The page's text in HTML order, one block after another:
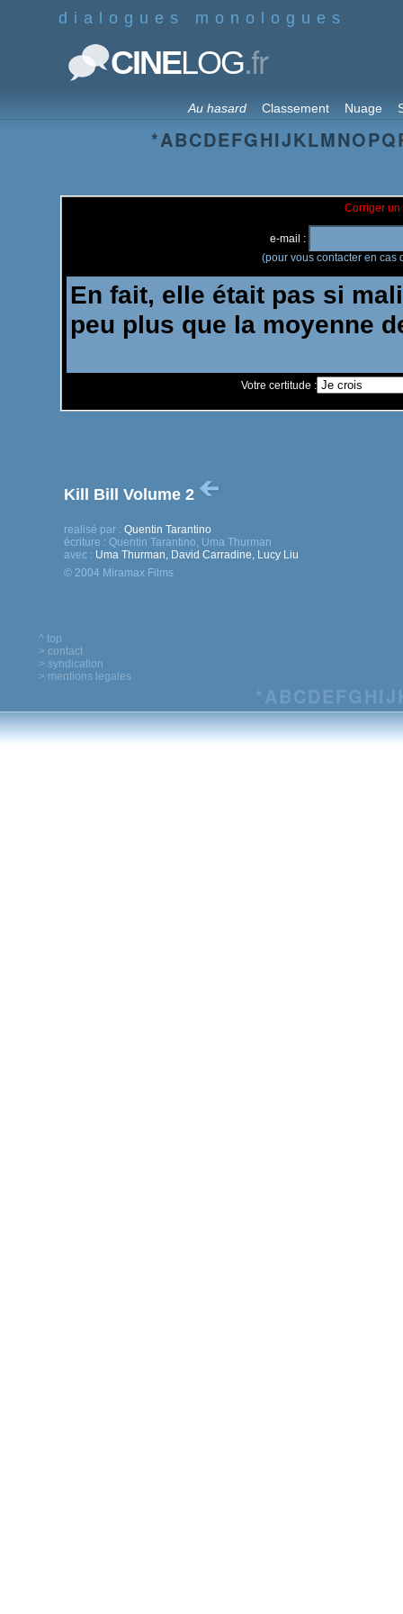
dialogues monologues
CINELOG.fr
Au hasard Classement Nuage
*ABCDEFGHIJKLMNOPQ
Corriger un
e-mail :
(pour vous contacter en cas
Votre certitude :
Kill Bill Volume 2
realisé par : Quentin Tarantino
écriture : Quentin Tarantino, Uma Thurman
avec : Uma Thurman, David Carradine, Lucy Liu
© 2004 Miramax Films
^ top
> contact
> syndication
> mentions legales
*ABCDEFG HIJ